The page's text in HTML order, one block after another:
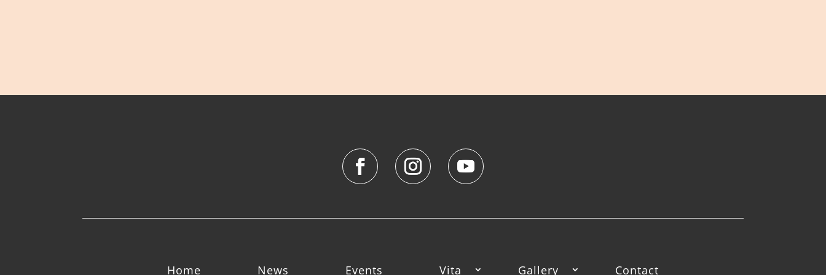
Home News Events Vita Gallery Contact